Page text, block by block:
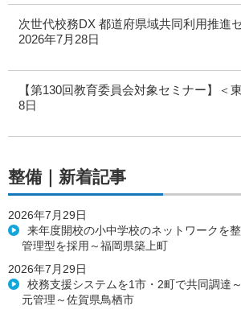
次世代校務DX 都道府県域共同利用推進
2026年7月28日
【第130回教育委員会対象セミナー】＜
8日
整備｜新着記事
2026年7月29日
来年度開校の小中学校のネットワークを
管理型を採用～福岡県築上町
2026年7月29日
校務支援システムを1市・2町で共同調達
元管理～佐賀県鳥栖市